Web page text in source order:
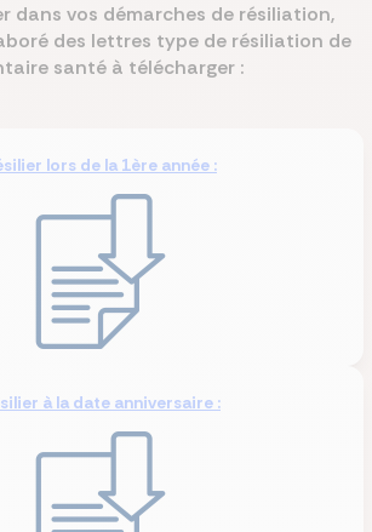
dans vos démarches de résiliation,
des lettres type de résiliation de
santé à télécharger :
lors de la 1ère année :
à la date anniversaire :